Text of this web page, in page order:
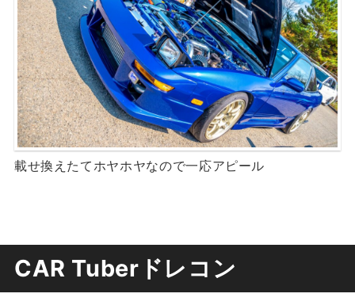
載せ換えたてホヤホヤなので一応アピール
CAR Tuberドレコン